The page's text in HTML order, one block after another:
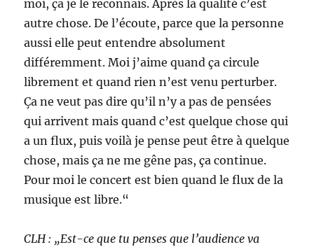
moi, ça je le reconnais. Après la qualité c’est
autre chose. De l’écoute, parce que la personne
aussi elle peut entendre absolument
différemment. Moi j’aime quand ça circule
librement et quand rien n’est venu perturber.
Ça ne veut pas dire qu’il n’y a pas de pensées
qui arrivent mais quand c’est quelque chose qui
a un flux, puis voilà je pense peut être à quelque
chose, mais ça ne me gêne pas, ça continue.
Pour moi le concert est bien quand le flux de la
musique est libre.“
CLH : „Est-ce que tu penses que l’audience va